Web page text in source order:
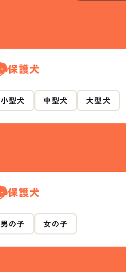
保護犬
小型犬 中型犬 大型犬
保護犬
男の子 女の子